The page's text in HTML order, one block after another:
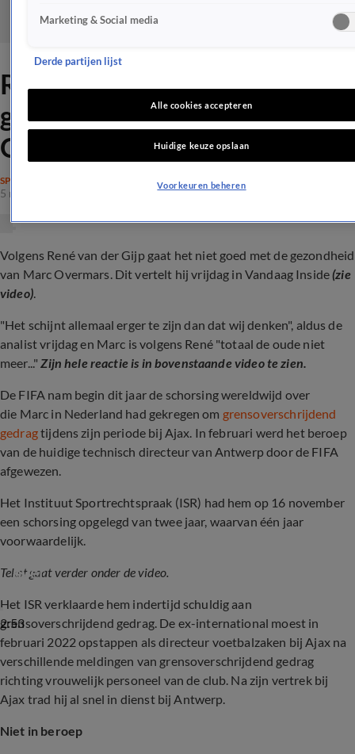
René van der Gijp: gaat niet
goed met gezondheid Marc
Overmars
SPRAAKMAKEND
5 mei 2024, 13:50
Volgens René van der Gijp gaat het niet goed met de gezondheid
van Marc Overmars. Dit vertelt hij vrijdag in Vandaag Inside(zie
video).
"Het schijnt allemaal erger te zijn dan dat wij denken", aldus de
analist vrijdag en Marc is volgens René "totaal de oude niet
meer..."Zijn hele reactie is in bovenstaande video te zien.
De FIFA nam begin dit jaar de schorsing wereldwijd over
die Marc in Nederland had gekregen om grensoverschrijdend
gedragtijdens zijn periode bij Ajax. In februari werd het beroep
van de huidige technisch directeur van Antwerp door de FIFA
afgewezen.
Het Instituut Sportrechtspraak (ISR) had hem op 16 november
een schorsing opgelegd van twee jaar, waarvan één jaar
voorwaardelijk.
Tekst gaat verder onder de video.
2:53
FIFA neemt nationale schorsing Overmars
over
Het ISR verklaarde hem indertijd schuldig aan
grensoverschrijdend gedrag. De ex-international moest in
februari 2022 opstappen als directeur voetbalzaken bij Ajax na
verschillende meldingen van grensoverschrijdend gedrag
richting vrouwelijk personeel van de club. Na zijn vertrek bij
Ajax trad hij al snel in dienst bij Antwerp.
Niet in beroep
Marketing & Social media
Derde partijen lijst
Alle cookies accepteren
Huidige keuze opslaan
Voorkeuren beheren